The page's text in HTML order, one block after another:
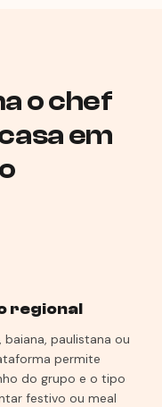
o chef
em
regional
baiana, paulistana ou
permite
do grupo e o tipo
festivo ou meal